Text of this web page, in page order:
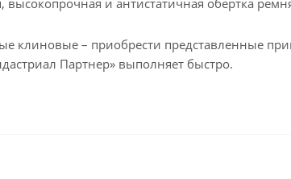
высокопрочная и антистатичная обертка
клиновые – приобрести представленные
Партнер» выполняет быстро.